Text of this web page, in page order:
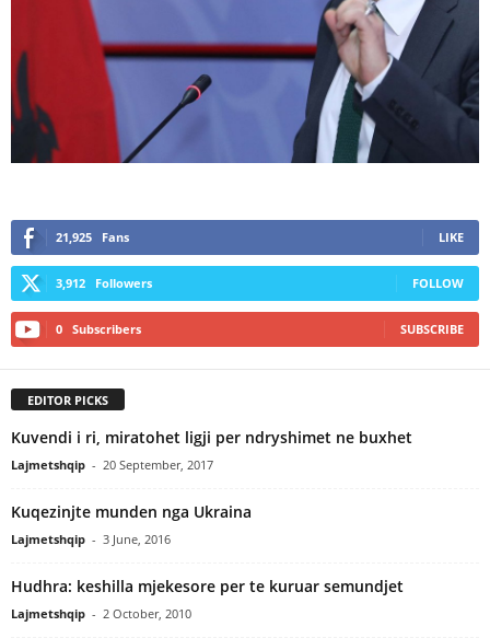
21,925 Fans LIKE
3,912 Followers FOLLOW
0 Subscribers SUBSCRIBE
EDITOR PICKS
Kuvendi i ri, miratohet ligji per ndryshimet ne buxhet
Lajmetshqip - 20 September, 2017
Kuqezinjte munden nga Ukraina
Lajmetshqip - 3 June, 2016
Hudhra: keshilla mjekesore per te kuruar semundjet
Lajmetshqip - 2 October, 2010